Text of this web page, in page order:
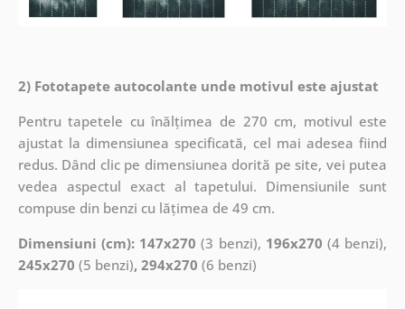
2) Fototapete autocolante unde motivul este ajustat
Pentru tapetele cu înălțimea de 270 cm, motivul este
ajustat la dimensiunea specificată, cel mai adesea fiind
redus. Dând clic pe dimensiunea dorită pe site, vei putea
vedea aspectul exact al tapetului. Dimensiunile sunt
compuse din benzi cu lățimea de 49 cm.
Dimensiuni (cm): 147x270 (3 benzi), 196x270 (4 benzi),
245x270 (5 benzi), 294x270 (6 benzi)